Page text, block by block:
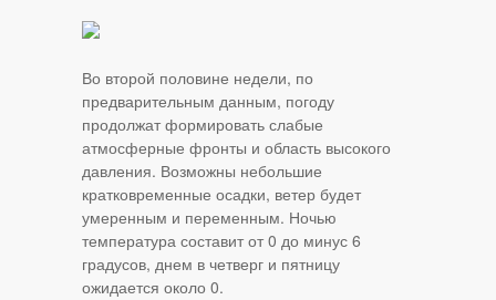
Во второй половине недели, по
предварительным данным, погоду
продолжат формировать слабые
атмосферные фронты и область высокого
давления. Возможны небольшие
кратковременные осадки, ветер будет
умеренным и переменным. Ночью
температура составит от 0 до минус 6
градусов, днем в четверг и пятницу
ожидается около 0.